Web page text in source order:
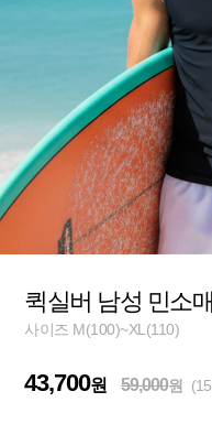
퀵실버 남성 민소
사이즈 M(100)~XL(110)
43,700원 59,000원